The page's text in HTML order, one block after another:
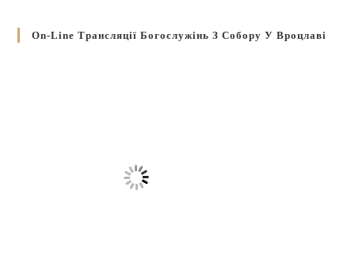
On-Line Трансляції Богослужінь З Собору У Вроцлаві